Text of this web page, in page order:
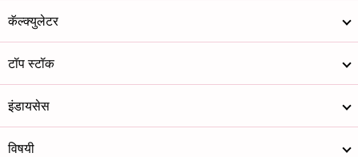
कॅल्क्युलेटर
टॉप स्टॉक
इंडायसेस
विषयी